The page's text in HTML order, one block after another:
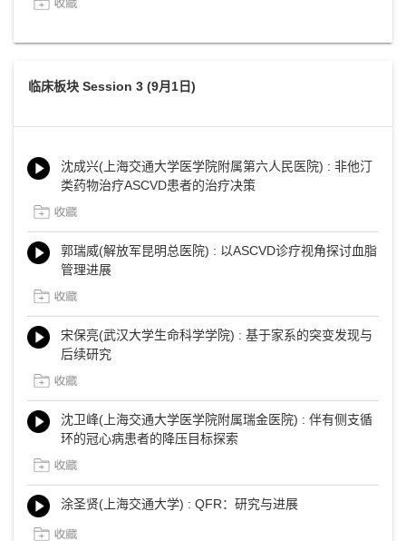
临床板块 Session 3 (9月1日)
沈成兴(上海交通大学医学院附属第六人民医院) : 非他汀
类药物治疗ASCVD患者的治疗决策
郭瑞威(解放军昆明总医院) : 以ASCVD诊疗视角探讨血脂
管理进展
宋保亮(武汉大学生命科学学院) : 基于家系的突变发现与
后续研究
沈卫峰(上海交通大学医学院附属瑞金医院) : 伴有侧支循
环的冠心病患者的降压目标探索
涂圣贤(上海交通大学) : QFR：研究与进展